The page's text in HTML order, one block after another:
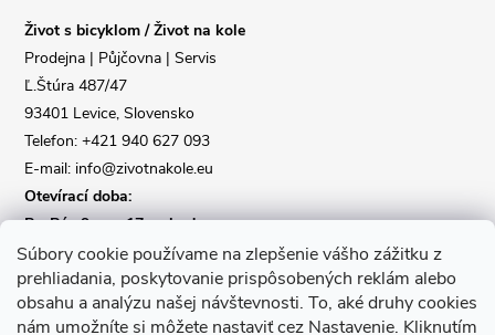
Súbory cookie používame na zlepšenie vášho zážitku z
prehliadania, poskytovanie prispôsobených reklám alebo
obsahu a analýzu našej návštevnosti. To, aké druhy cookies
nám umožníte si môžete nastaviť cez Nastavenie. Kliknutím
Život s bicyklom / Život na kole
Prodejna | Půjčovna | Servis
Ľ.Štúra 487/47
93401 Levice, Slovensko
Telefon: +421 940 627 093
E-mail: info@zivotnakole.eu
Otevírací doba:
Po-Pá : 9,oo - 17,oo hod
So : 9,oo - 12,oo | Ne : Zavřeno
Kontaktní formulář